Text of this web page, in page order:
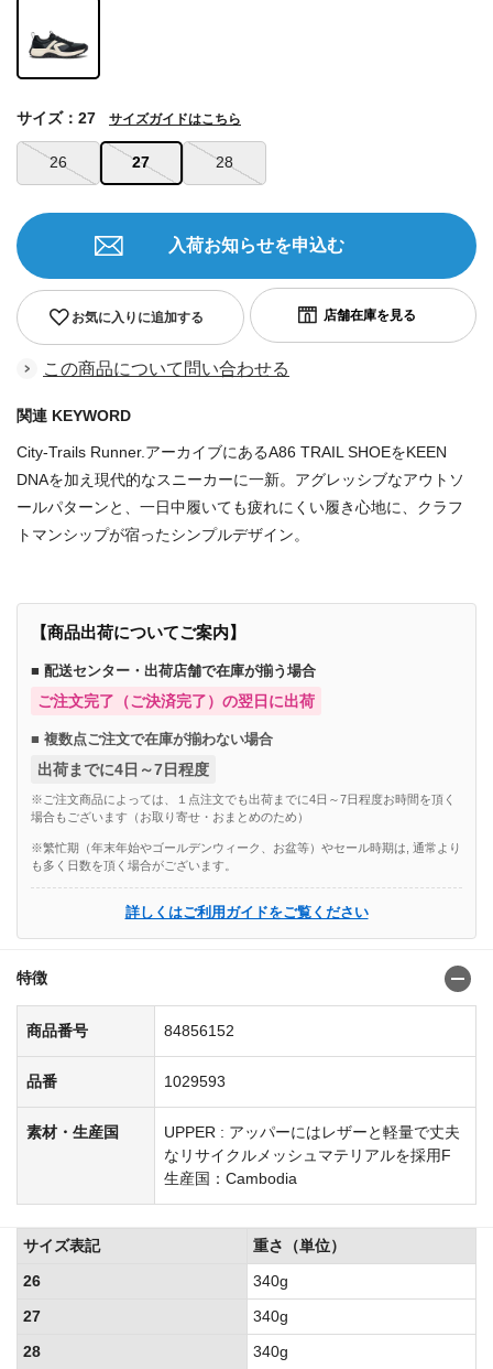
26 27 28
サイズ：27 サイズガイドはこちら
お気に入りに追加する
入荷お知らせを申込む
この商品について問い合わせる
関連 KEYWORD
City-Trails Runner.アーカイブにあるA86 TRAIL SHOEをKEEN
DNAを加え現代的なスニーカーに一新。アグレッシブなアウトソ
ールパターンと、一日中履いても疲れにくい履き心地に、クラフ
トマンシップが宿ったシンプルデザイン。
【商品出荷についてご案内】
■ 配送センター・出荷店舗で在庫が揃う場合
ご注文完了（ご決済完了）の翌日に出荷
■ 複数点ご注文で在庫が揃わない場合
出荷までに4日～7日程度
※ご注文商品によっては、１点注文でも出荷までに4日～7日程度お時間を頂く
場合もございます（お取り寄せ・おまとめのため）
※繁忙期（年末年始やゴールデンウィーク、お盆等）やセール時期は, 通常より
も多く日数を頂く場合がございます。
詳しくはご利用ガイドをご覧ください
特徴
商品番号 84856152
品番 1029593
素材・生産国
UPPER : アッパーにはレザーと軽量で丈夫
なリサイクルメッシュマテリアルを採用F
生産国：Cambodia
サイズ表記
重さ（単位）
26
340g
27
340g
28
340g